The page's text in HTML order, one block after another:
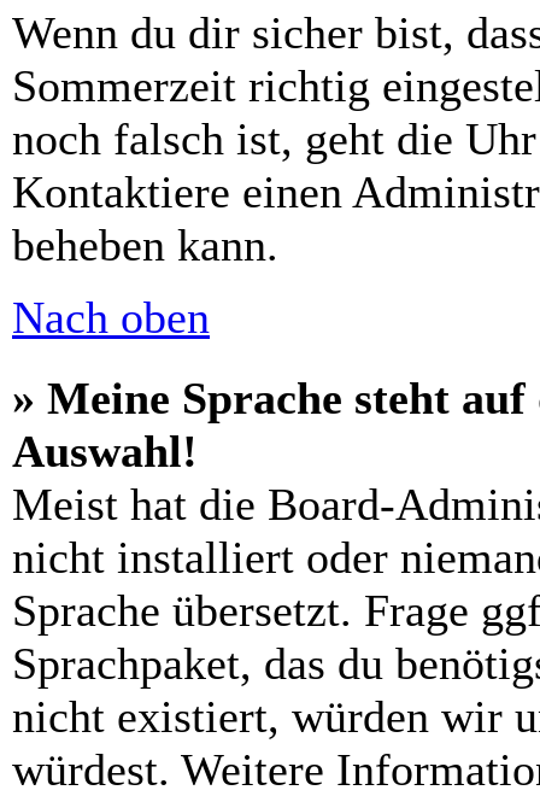
Wenn du dir sicher bist,
Sommerzeit richtig
noch falsch ist, geht die
Kontaktiere einen
beheben kann.
Nach oben
» Meine Sprache steht
Auswahl!
Meist hat die Board-
nicht installiert oder
Sprache übersetzt. Frage
Sprachpaket, das du
nicht existiert, würden wir
würdest. Weitere